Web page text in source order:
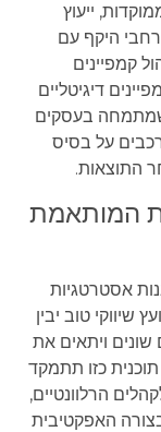
ייעוץ
רחבי היקף עם
קמפיינים
דיגיטליים
שמתמחה בעסקים
על בסיס
התוצאות.
המותאמת
אסטרטגיות
שיווקי טוב יבין
ויתאים את
כזו תתמקד
הרלוונטיים,
האפקטיבית